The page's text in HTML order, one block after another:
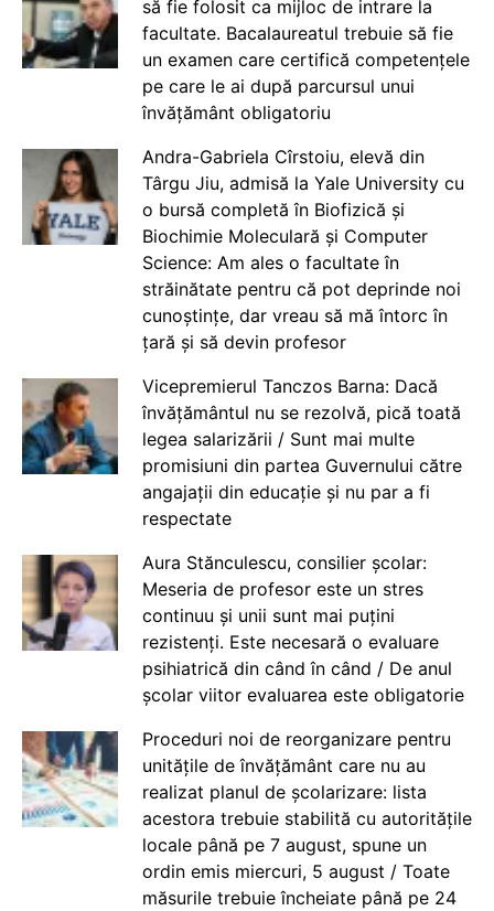
să fie folosit ca mijloc de intrare la
facultate. Bacalaureatul trebuie să fie
un examen care certifică competențele
pe care le ai după parcursul unui
învățământ obligatoriu
Andra-Gabriela Cîrstoiu, elevă din
Târgu Jiu, admisă la Yale University cu
o bursă completă în Biofizică și
Biochimie Moleculară și Computer
Science: Am ales o facultate în
străinătate pentru că pot deprinde noi
cunoștințe, dar vreau să mă întorc în
țară și să devin profesor
Vicepremierul Tanczos Barna: Dacă
învățământul nu se rezolvă, pică toată
legea salarizării / Sunt mai multe
promisiuni din partea Guvernului către
angajații din educație și nu par a fi
respectate
Aura Stănculescu, consilier școlar:
Meseria de profesor este un stres
continuu și unii sunt mai puțini
rezistenți. Este necesară o evaluare
psihiatrică din când în când / De anul
școlar viitor evaluarea este obligatorie
Proceduri noi de reorganizare pentru
unitățile de învățământ care nu au
realizat planul de școlarizare: lista
acestora trebuie stabilită cu autoritățile
locale până pe 7 august, spune un
ordin emis miercuri, 5 august / Toate
măsurile trebuie încheiate până pe 24